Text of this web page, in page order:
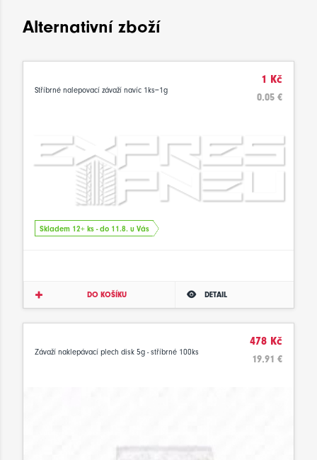
Alternativní zboží
Stříbrné nalepovací závaží navíc 1ks=1g
1 Kč
0.05 €
Skladem 12+ ks - do 11.8. u Vás
DO KOŠÍKU DETAIL
Závaží naklepávací plech disk 5g - stříbrné 100ks
478 Kč
19.91 €